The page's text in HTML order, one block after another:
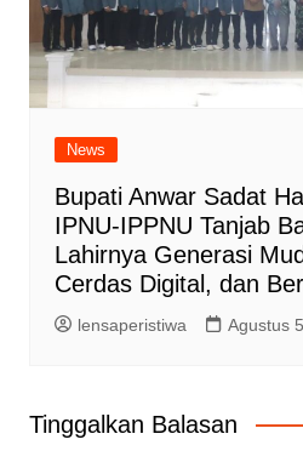
News
Bupati Anwar Sadat
IPNU-IPPNU Tanjab
Lahirnya Generasi
Cerdas Digital, dan
lensaperistiwa Agustus
Tinggalkan Balasan